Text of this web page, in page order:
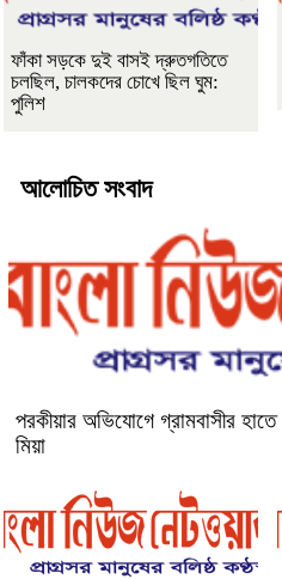
ফাঁকা সড়কে দুই বাসই দ্রুতগতিতে
চলছিল, চালকদের চোখে ছিল ঘুম:
পুলিশ
আলোচিত সংবাদ
পরকীয়ার অভিযোগে গ্রামবাসীর
মিয়া